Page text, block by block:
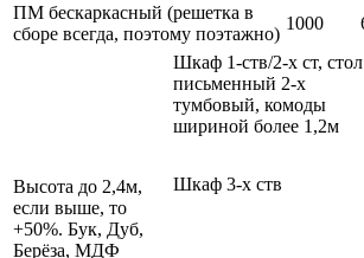
ПМ бескаркасный (решетка в
сборе всегда, поэтому поэтажно)
1000
Высота до 2,4м,
если выше, то
+50%. Бук, Дуб,
Берёза, МДФ
Шкаф 1-ств/2-х ст, стол
письменный 2-х
тумбовый, комоды
шириной более 1,2м
Шкаф 3-х ств